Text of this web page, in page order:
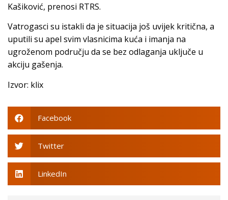
Kašiković, prenosi RTRS.
Vatrogasci su istakli da je situacija još uvijek kritična, a
uputili su apel svim vlasnicima kuća i imanja na
ugroženom području da se bez odlaganja uključe u
akciju gašenja.
Izvor: klix
Facebook
Twitter
LinkedIn